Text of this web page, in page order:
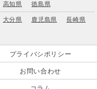
高知県 徳島県
大分県 鹿児島県
長崎県
プライバシポリシー
お問い合わせ